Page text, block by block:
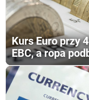
Kurs Euro przy
EBC, a ropa